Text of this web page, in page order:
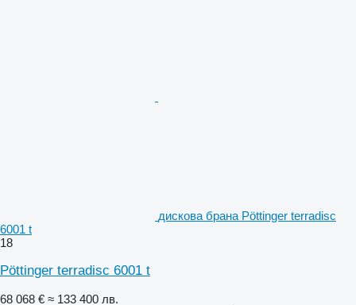
дискова брана Pöttinger terradisc
6001 t
18
Pöttinger terradisc 6001 t
68 068 € ≈ 133 400 лв.